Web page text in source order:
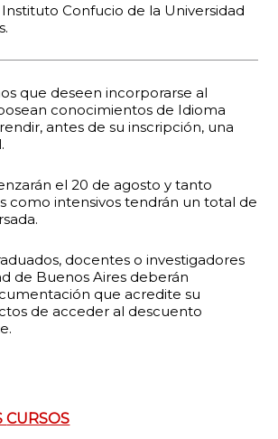
Confucio de la Universidad
que deseen incorporarse al
conocimientos de Idioma
antes de su inscripción, una
el 20 de agosto y tanto
como intensivos tendrán un total de
docentes o investigadores
de Buenos Aires deberán
que acredite su
de acceder al descuento
CURSOS